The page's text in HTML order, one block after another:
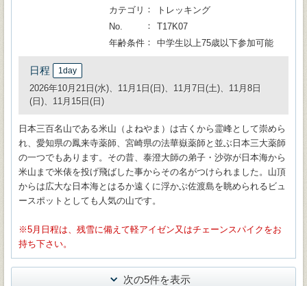
カテゴリ
トレッキング
No.
T17K07
年齢条件
中学生以上75歳以下参加可能
日程 1day
2026年10月21日(水)、11月1日(日)、11月7日(土)、11月8日
(日)、11月15日(日)
日本三百名山である米山（よねやま）は古くから霊峰として崇めら
れ、愛知県の鳳来寺薬師、宮崎県の法華嶽薬師と並ぶ日本三大薬師
の一つでもあります。その昔、泰澄大師の弟子・沙弥が日本海から
米山まで米俵を投げ飛ばした事からその名がつけられました。山頂
からは広大な日本海とはるか遠くに浮かぶ佐渡島を眺められるビュ
ースポットとしても人気の山です。
5月日程は、残雪に備えて軽アイゼン又はチェーンスパイクをお
持ち下さい。
次の5件を表示